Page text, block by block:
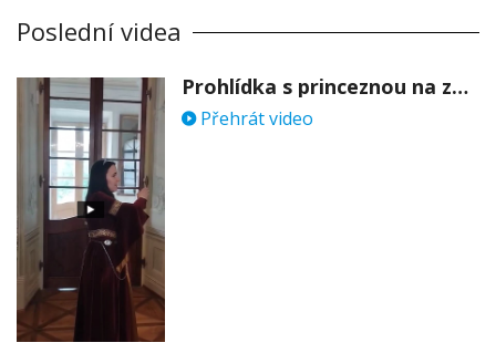
Poslední videa
Prohlídka s princeznou na zámku Stekník
Přehrát video